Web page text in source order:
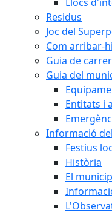
Residus
Joc del
Com arribar-hi
Guia de
Guia del
Entitats i
Informació
Festius
Història
El